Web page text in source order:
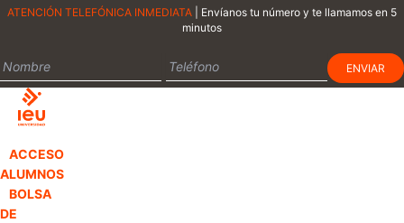
ATENCIÓN TELEFÓNICA INMEDIATA | Envíanos tu número y te llamamos en 5
minutos
ACCESO
ALUMNOS
BOLSA
DE